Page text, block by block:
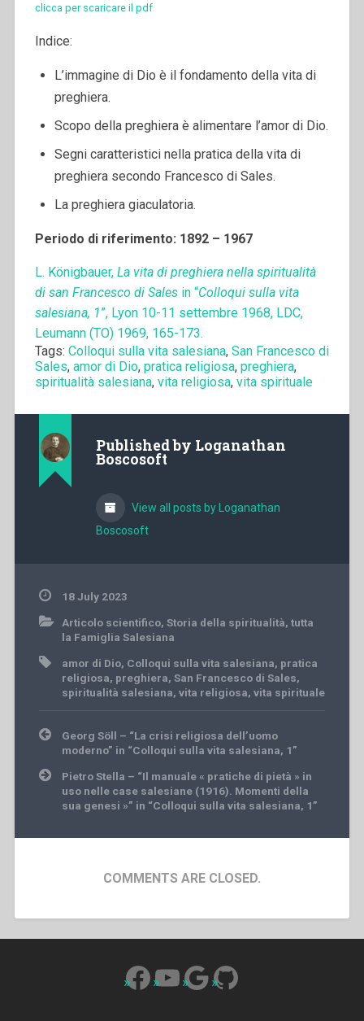
clicca per scaricare il pdf
Indice:
L’immagine di Dio è il fondamento della vita di
preghiera.
Scopo della preghiera è alimentare l’amor di Dio.
Segni caratteristici nella pratica della vita di
preghiera secondo Francesco di Sales.
La preghiera giaculatoria.
Periodo di riferimento: 1892 – 1967
L. Königbauer, La vita di preghiera nella spiritualità
di san Francesco di Salesin “Colloqui sulla vita
salesiana, 1”, Lyon 10-11 settembre 1968, LDC,
Leumann (TO) 1969, 165-173.
Tags: Colloqui sulla vita salesiana, San Francesco di
Sales, amor di Dio, pratica religiosa, preghiera,
spiritualità salesiana, vita religiosa, vita spirituale
Published by Loganathan
Boscosoft
View all posts by Loganathan
Boscosoft
18 July 2023
Articolo scientifico, Storia della spiritualità, tutta
la Famiglia Salesiana
amor di Dio, Colloqui sulla vita salesiana, pratica
religiosa, preghiera, San Francesco di Sales,
spiritualità salesiana, vita religiosa, vita spirituale
Post
navigation
Georg Söll – “La crisi religiosa dell’uomo
moderno” in “Colloqui sulla vita salesiana, 1”
Pietro Stella – “Il manuale « pratiche di pietà » in
uso nelle case salesiane (1916). Momenti della
sua genesi »” in “Colloqui sulla vita salesiana, 1”
COMMENTS ARE CLOSED.
Facebook
YouTube
Google
GitHub